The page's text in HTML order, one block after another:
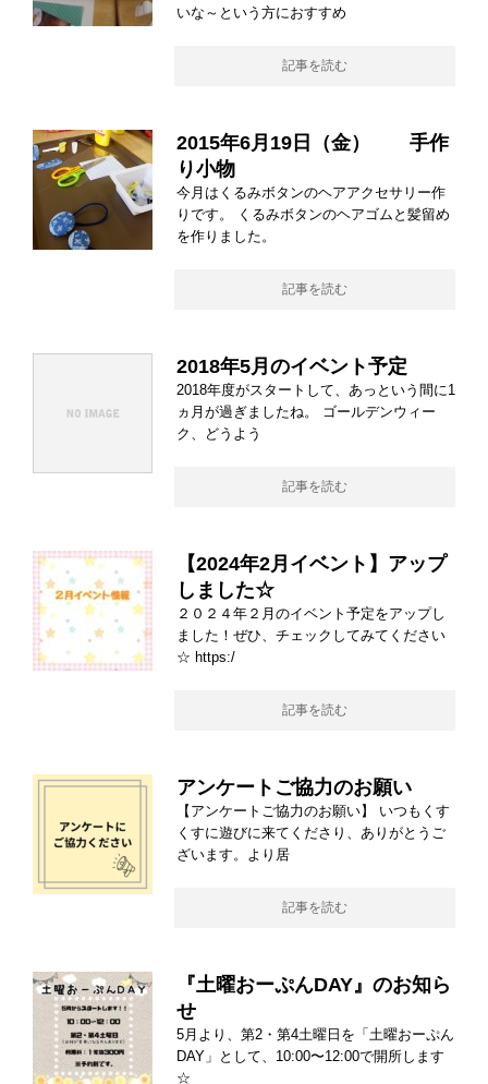
いな～という方におすすめ
記事を読む
2015年6月19日（金） 手作
り小物
今月はくるみボタンのヘアアクセサリー作
りです。 くるみボタンのヘアゴムと髪留め
を作りました。
記事を読む
2018年5月のイベント予定
2018年度がスタートして、あっという間に1
ヵ月が過ぎましたね。 ゴールデンウィー
ク、どうよう
記事を読む
【2024年2月イベント】アップ
しました☆
２０２４年２月のイベント予定をアップし
ました！ぜひ、チェックしてみてください
☆ https:/
記事を読む
アンケートご協力のお願い
【アンケートご協力のお願い】 いつもくす
くすに遊びに来てくださり、ありがとうご
ざいます。より居
記事を読む
『土曜おーぷんDAY』のお知ら
せ
5月より、第2・第4土曜日を「土曜おーぷん
DAY」として、10:00〜12:00で開所します
☆